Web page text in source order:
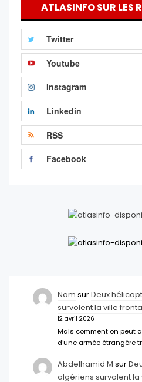
ATLASINFO SUR LES
Twitter
Youtube
Instagram
Linkedin
RSS
Facebook
Nam surDeux
survolent la ville
12 avril 2026
Mais comment on peut
d’une armée étrangère
Abdelhamid M sur
algériens survolent